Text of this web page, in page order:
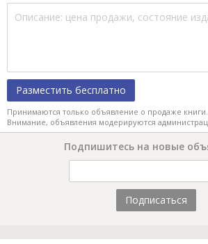
Разместить бесплатно
Принимаются только объявление о продаже книги.
Внимание, объявления модерируются
Подпишитесь на новые
Подписаться